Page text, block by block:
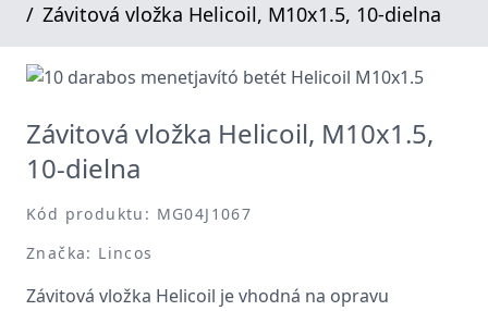
Závitová vložka Helicoil, M10x1.5, 10-dielna
Závitová vložka Helicoil, M10x1.5,
10-dielna
Kód produktu: MG04J1067
Značka: Lincos
Závitová vložka Helicoil je vhodná na opravu